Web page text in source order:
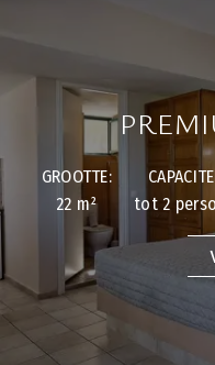
GROOTTE:
22 m²
tot 2